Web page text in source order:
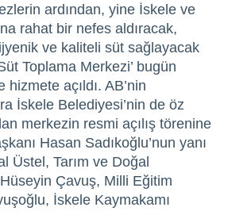
ardından, yine İskele ve
rahat bir nefes aldıracak,
ve kaliteli süt sağlayacak
Toplama Merkezi’ bugün
açıldı. AB’nin
İskele Belediyesi’nin de öz
merkezin resmi açılış törenine
Hasan Sadıkoğlu’nun yanı
Üstel, Tarım ve Doğal
Çavuş, Milli Eğitim
İskele Kaymakamı